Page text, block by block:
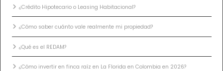
¿Crédito Hipotecario o Leasing Habitacional?
¿Cómo saber cuánto vale realmente mi propiedad?
¿Qué es el REDAM?
¿Cómo invertir en finca raíz en La Florida en Colombia en 2026?